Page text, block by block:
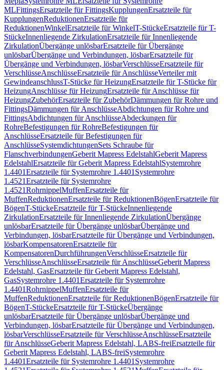
MLFittingsErsatzteile für FittingsKupplungenErsatzteile für
KupplungenReduktionenErsatzteile für
ReduktionenWinkelErsatzteile für WinkelT-StückeErsatzteile für T-
StückeInnenliegende ZirkulationErsatzteile für Innenliegende
ZirkulationÜbergänge unlösbarErsatzteile für Übergänge
unlösbarÜbergänge und Verbindungen, lösbarErsatzteile für
Übergänge und Verbindungen, lösbarVerschlüsseErsatzteile für
VerschlüsseAnschlüsseErsatzteile für AnschlüsseVerteiler mit
GewindeanschlussT-Stücke für HeizungErsatzteile für T-Stücke für
HeizungAnschlüsse für HeizungErsatzteile für Anschlüsse für
HeizungZubehörErsatzteile für ZubehörDämmungen für Rohre und
FittingsDämmungen für AnschlüsseAbdichtungen für Rohre und
FittingsAbdichtungen für AnschlüsseAbdeckungen für
RohreBefestigungen für RohreBefestigungen für
AnschlüsseErsatzteile für Befestigungen für
AnschlüsseSystemdichtungenSets Schraube für
FlanschverbindungenGeberit Mapress EdelstahlGeberit Mapress
EdelstahlErsatzteile für Geberit Mapress EdelstahlSystemrohre
1.4401Ersatzteile für Systemrohre 1.4401 Systemrohre
1.4521Ersatzteile für Systemrohre
1.4521RohrnippelMuffenErsatzteile für
MuffenReduktionenErsatzteile für ReduktionenBögenErsatzteile für
BögenT-StückeErsatzteile für T-StückeInnenliegende
ZirkulationErsatzteile für Innenliegende ZirkulationÜbergänge
unlösbarErsatzteile für Übergänge unlösbarÜbergänge und
Verbindungen, lösbarErsatzteile für Übergänge und Verbindungen,
lösbarKompensatorenErsatzteile für
KompensatorenDurchführungenVerschlüsseErsatzteile für
VerschlüsseAnschlüsseErsatzteile für AnschlüsseGeberit Mapress
Edelstahl, GasErsatzteile für Geberit Mapress Edelstahl,
GasSystemrohre 1.4401Ersatzteile für Systemrohre
1.4401RohrnippelMuffenErsatzteile für
MuffenReduktionenErsatzteile für ReduktionenBögenErsatzteile für
BögenT-StückeErsatzteile für T-StückeÜbergänge
unlösbarErsatzteile für Übergänge unlösbarÜbergänge und
Verbindungen, lösbarErsatzteile für Übergänge und Verbindungen,
lösbarVerschlüsseErsatzteile für VerschlüsseAnschlüsseErsatzteile
für AnschlüsseGeberit Mapress Edelstahl, LABS-freiErsatzteile für
Geberit Mapress Edelstahl, LABS-freiSystemrohre
1.4401Ersatzteile für Systemrohre 1.4401 Systemrohre